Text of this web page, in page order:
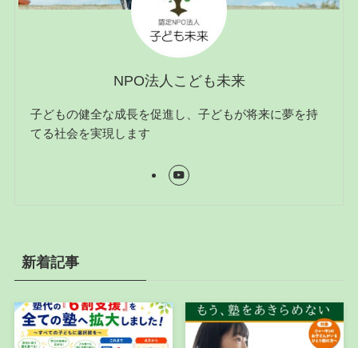
NPO法人こども未来
子どもの健全な成長を促進し、子どもが将来に夢を持
てる社会を実現します
新着記事